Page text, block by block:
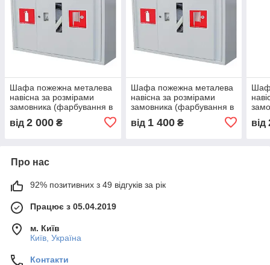
Шафа пожежна металева
навісна за розмірами
замовника (фарбування в
від 2 000 ₴
Шафа пожежна металева
навісна за розмірами
замовника (фарбування в
від 1 400₴ від
Про нас
92% позитивних з 49 відгуків за рік
Працює з 05.04.2019
м. Київ
Київ, Україна
Контакти